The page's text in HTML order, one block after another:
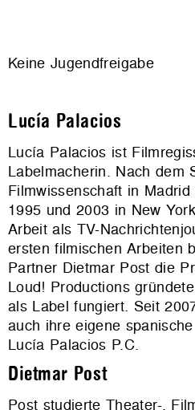
Keine Jugendfreigabe
Lucía Palacios
Lucía Palacios ist
Labelmacherin. Nach dem
Filmwissenschaft in
1995 und 2003 in New
Arbeit als TV-
ersten filmischen Arbeiten
Partner Dietmar Post die
Loud! Productions
als Label fungiert. Seit
auch ihre eigene
Lucía Palacios P.C.
Dietmar Post
Post studierte Theater-,